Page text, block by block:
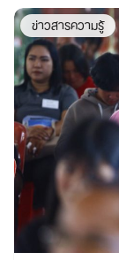
ข่าวสารความรู้